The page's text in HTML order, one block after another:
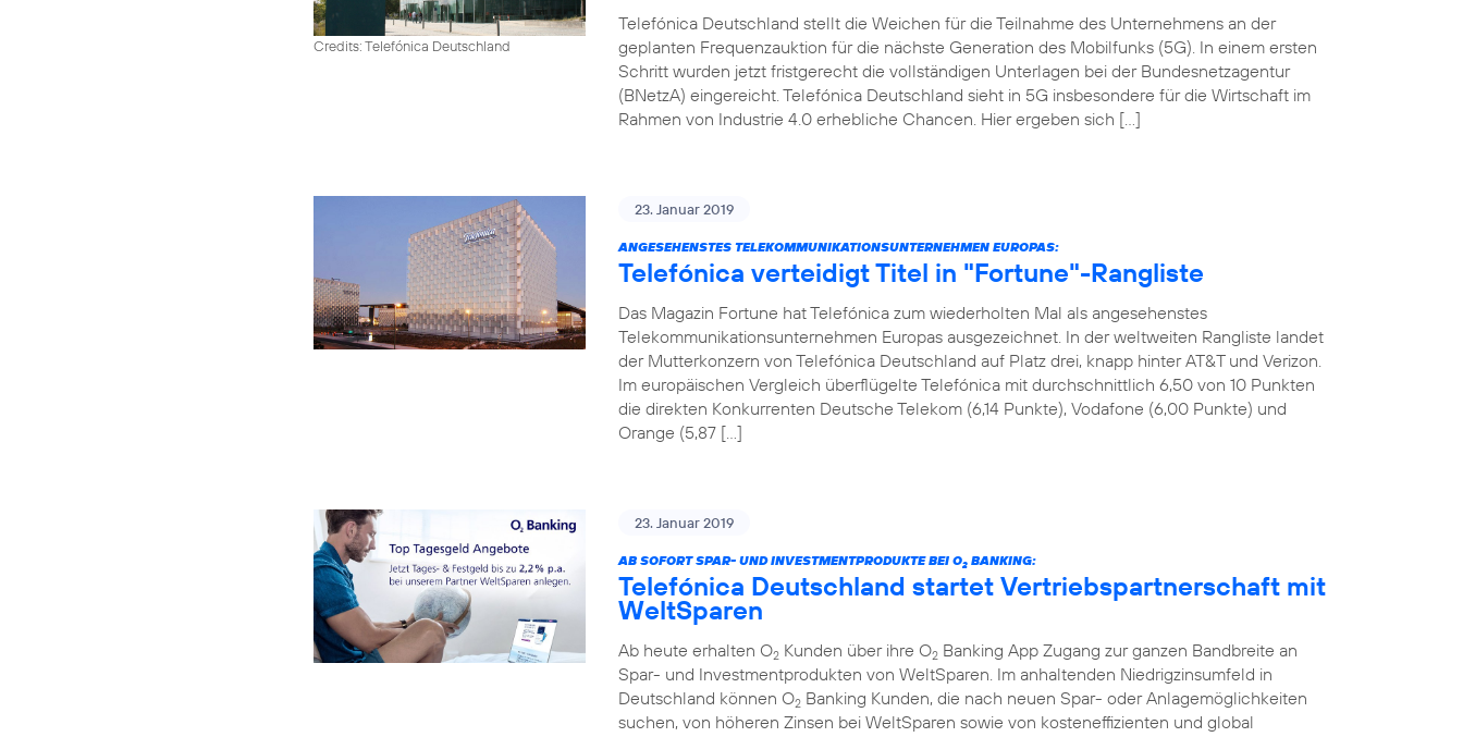
Credits: Telefónica Deutschland
Telefónica Deutschland stellt die Weichen für die Teilnahme des Unternehmens an der
geplanten Frequenzauktion für die nächste Generation des Mobilfunks (5G). In einem ersten
Schritt wurden jetzt fristgerecht die vollständigen Unterlagen bei der Bundesnetzagentur
(BNetzA) eingereicht. Telefónica Deutschland sieht in 5G insbesondere für die Wirtschaft im
Rahmen von Industrie 4.0 erhebliche Chancen. Hier ergeben sich […]
23. Januar 2019
ANGESEHENSTES TELEKOMMUNIKATIONSUNTERNEHMEN EUROPAS:
Telefónica verteidigt Titel in "Fortune"-Rangliste
Das Magazin Fortune hat Telefónica zum wiederholten Mal als angesehenstes
Telekommunikationsunternehmen Europas ausgezeichnet. In der weltweiten Rangliste landet
der Mutterkonzern von Telefónica Deutschland auf Platz drei, knapp hinter AT&T und Verizon.
Im europäischen Vergleich überflügelte Telefónica mit durchschnittlich 6,50 von 10 Punkten
die direkten Konkurrenten Deutsche Telekom (6,14 Punkte), Vodafone (6,00 Punkte) und
Orange (5,87 […]
23. Januar 2019
AB SOFORT SPAR- UND INVESTMENTPRODUKTE BEI O2 BANKING:
Telefónica Deutschland startet Vertriebspartnerschaft mit
WeltSparen
Ab heute erhalten O2 Kunden über ihre O2 Banking App Zugang zur ganzen Bandbreite an
Spar- und Investmentprodukten von WeltSparen. Im anhaltenden Niedrigzinsumfeld in
Deutschland können O2 Banking Kunden, die nach neuen Spar- oder Anlagemöglichkeiten
suchen, von höheren Zinsen bei WeltSparen sowie von kosteneffizienten und global